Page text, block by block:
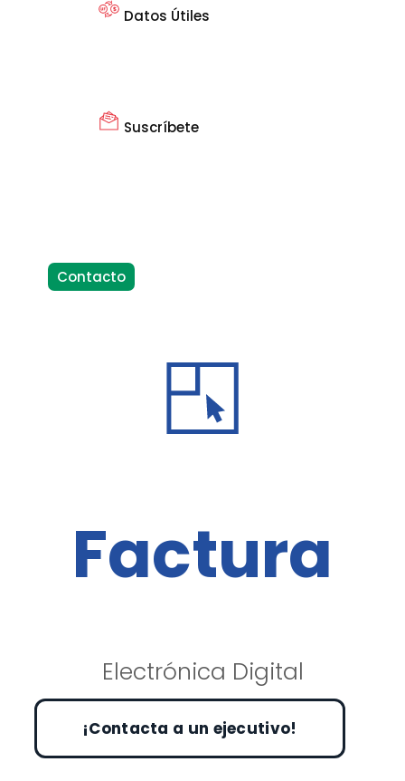
Datos Útiles
Suscríbete
Contacto
Factura
Electrónica Digital
¡Contacta a un ejecutivo!